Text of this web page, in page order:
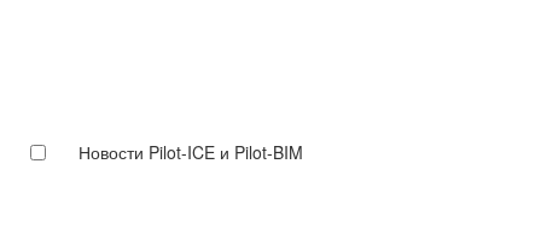
Новости Pilot-ICE и Pilot-BIM